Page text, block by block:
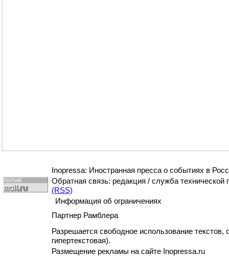
Inopressa: Иностранная пресса о событиях в
Обратная связь: редакция / служба технической
(RSS)
Информация об ограничениях
Партнер Рамблера
Разрешается свободное использование текстов,
гипертекстовая).
Размещение рекламы на сайте Inopressa.ru